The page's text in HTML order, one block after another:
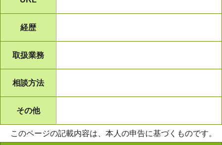
経歴
取扱業務
相談方法
その他
このページの記載内容は、本人の申告に基づくものです。